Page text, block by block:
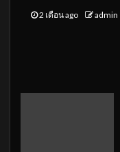
2 เดือน ago admin